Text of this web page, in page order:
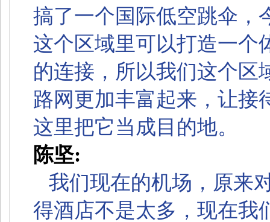
搞了一个国际低空跳伞，
这个区域里可以打造一个
的连接，所以我们这个区
路网更加丰富起来，让接
这里把它当成目的地。
陈坚:
我们现在的机场，原来
得酒店不是太多，现在我